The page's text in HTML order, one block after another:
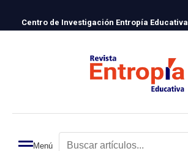
Centro de Investigación Entropía Educativa
Registro
Menú
PDF